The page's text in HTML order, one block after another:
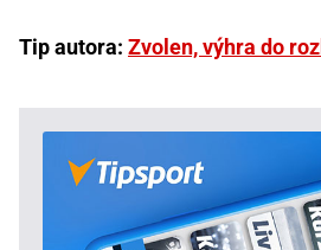
Tip autora: Zvolen, výhra do